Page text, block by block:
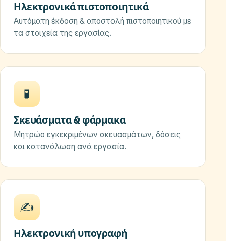
Ηλεκτρονικά πιστοποιητικά
Αυτόματη έκδοση & αποστολή πιστοποιητικού με
τα στοιχεία της εργασίας.
🧪
Σκευάσματα & φάρμακα
Μητρώο εγκεκριμένων σκευασμάτων, δόσεις
και κατανάλωση ανά εργασία.
✍️
Ηλεκτρονική υπογραφή